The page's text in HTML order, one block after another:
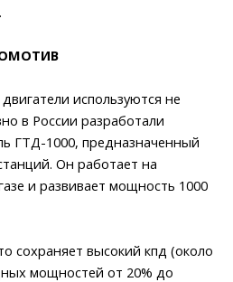
используются не
в России разработали
ГТД-1000, предназначенный
Он работает на
и развивает мощность 1000
сохраняет высокий кпд (около
мощностей от 20% до